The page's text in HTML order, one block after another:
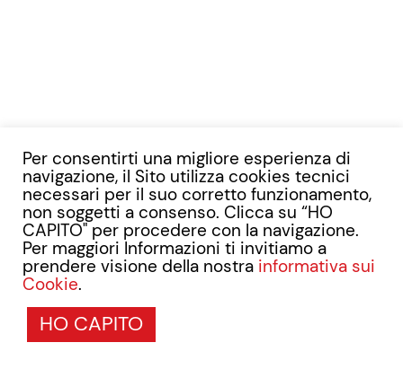
Per consentirti una migliore esperienza di
navigazione, il Sito utilizza cookies tecnici
necessari per il suo corretto funzionamento,
non soggetti a consenso. Clicca su “HO
CAPITO" per procedere con la navigazione.
Per maggiori Informazioni ti invitiamo a
prendere visione della nostra informativa sui
Cookie.
HO CAPITO